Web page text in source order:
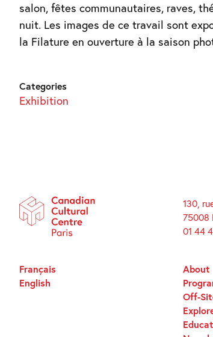
salon, fêtes communautaires, raves,
nuit. Les images de ce travail sont
la Filature en ouverture à la saison
Categories
Exhibition
130,
75008
01 44
About
Off-
Français
English